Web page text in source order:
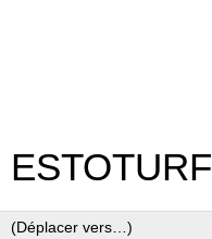
ESTOTURF